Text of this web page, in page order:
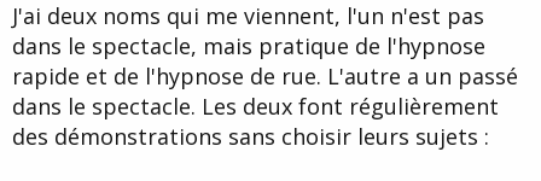
J'ai deux noms qui me viennent, l'un n'est pas
dans le spectacle, mais pratique de l'hypnose
rapide et de l'hypnose de rue. L'autre a un passé
dans le spectacle. Les deux font régulièrement
des démonstrations sans choisir leurs sujets :